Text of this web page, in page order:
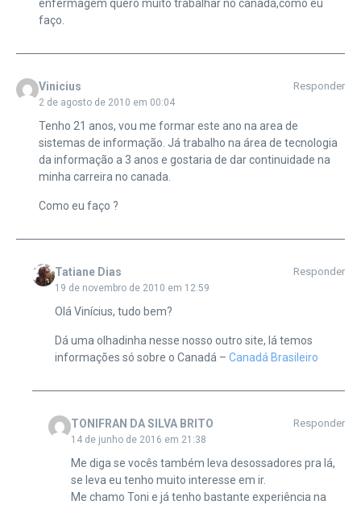
enfermagem quero muito trabalhar no canadá,como eu
faço.
Vinicius
2 de agosto de 2010 em 00:04
Responder
Tenho 21 anos, vou me formar este ano na area de
sistemas de informação. Já trabalho na área de tecnologia
da informação a 3 anos e gostaria de dar continuidade na
minha carreira no canada.
Como eu faço ?
Tatiane Dias
19 de novembro de 2010 em 12:59
Responder
Olá Vinícius, tudo bem?
Dá uma olhadinha nesse nosso outro site, lá temos
informações só sobre o Canadá – Canadá Brasileiro
TONIFRAN DA SILVA BRITO
14 de junho de 2016 em 21:38
Responder
Me diga se vocês também leva desossadores pra lá,
se leva eu tenho muito interesse em ir.
Me chamo Toni e já tenho bastante experiência na